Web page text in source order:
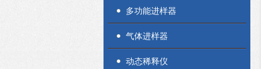
多功能进样器
气体进样器
动态稀释仪